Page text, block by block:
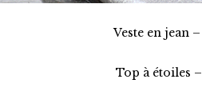
Veste en jean –
Top à étoiles –